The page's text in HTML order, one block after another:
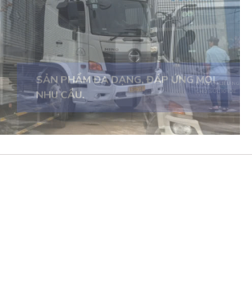
ĐA DẠNG, ĐÁP ỨNG MỌI